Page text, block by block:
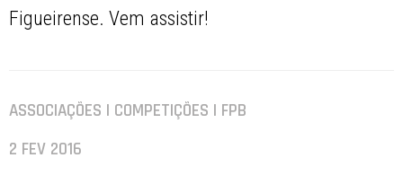
Figueirense. Vem assistir!
ASSOCIAÇÕES | COMPETIÇÕES | FPB
2 FEV 2016